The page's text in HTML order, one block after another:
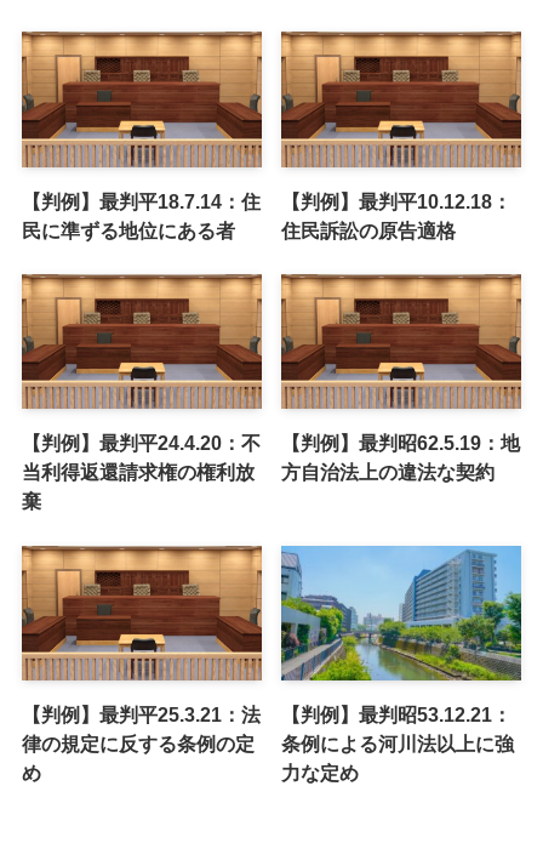
【判例】最判平18.7.14：住
民に準ずる地位にある者
【判例】最判平10.12.18：
住民訴訟の原告適格
【判例】最判平24.4.20：不
当利得返還請求権の権利放
棄
【判例】最判昭62.5.19：地
方自治法上の違法な契約
【判例】最判平25.3.21：法
律の規定に反する条例の定
め
【判例】最判昭53.12.21：
条例による河川法以上に強
力な定め